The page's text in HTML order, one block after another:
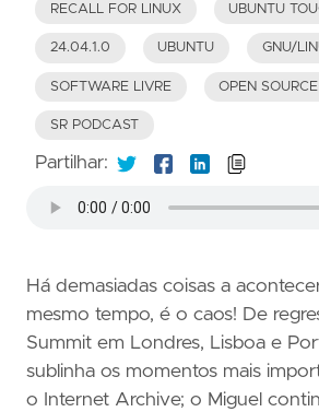
RECALL FOR LINUX UBUNTU
24.04.1.0 UBUNTU GNU/
SOFTWARE LIVRE OPEN
SR PODCAST
Partilhar:
Há demasiadas coisas a
mesmo tempo, é o caos! De
Summit em Londres, Lisboa e
sublinha os momentos mais
o Internet Archive; o Miguel